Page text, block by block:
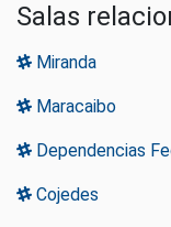
Salas
Miranda
Maracaibo
Dependencias
Cojedes